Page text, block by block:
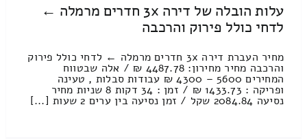
עלות הובלה של דירה 3x חדרים מרמלה ←
לדחי כולל פירוק והרכבה
מחיר העברת דירה 3x חדרים מרמלה ← לדחי כולל פירוק
והרכבה מחיר מחירון: 4487.78 ₪ / אלה שבטווח
המחירים 5600 – 4300 ₪ עבודות סבלות , טעינה
ופריקה : 1433.73 ₪ / זמן : 34 דקות 8 שניות מחיר
נסיעה 2084.84 שקל / זמן נסיעה בין ערים 2 שעות [...]